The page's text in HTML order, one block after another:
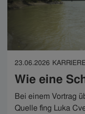
23.06.2026
Wie eine
Bei einem Vortrag
Quelle fing Luka